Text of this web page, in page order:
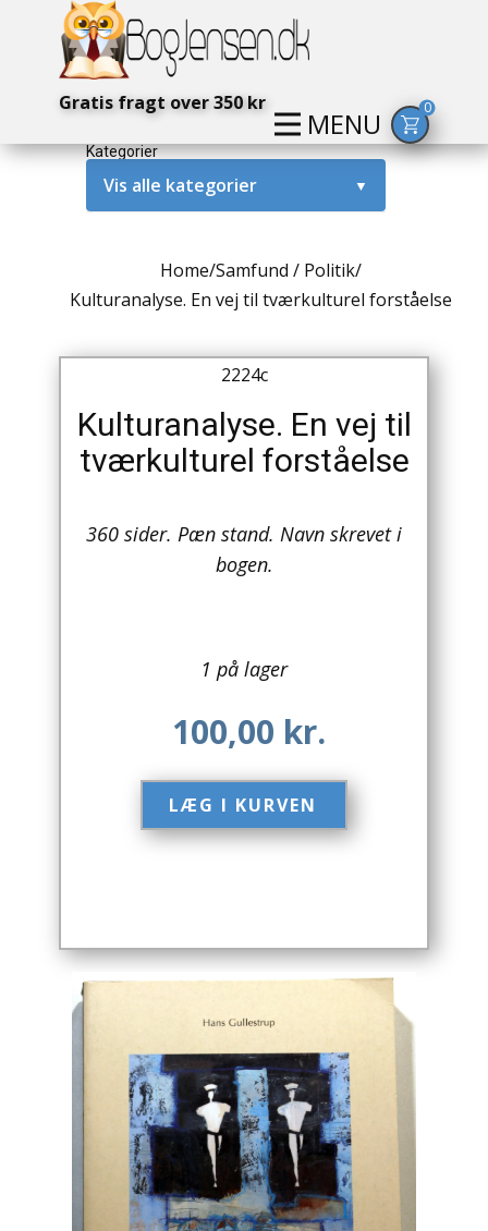
MENU
Gratis fragt over 350 kr 0
Kategorier
Vis alle kategorier ▼
Amerika / USA
Antikke / Specielle Bøger
Antikviteter
Arkitektur
Biografier / Erindringer
Børn / Unge
Børnebøger
Bryggerier
Drikkevare / Øl / Vin
Erhverv
Europa
Fantasy / Sciencefiction
Filosofi
Home/Samfund / Politik/
Kulturanalyse. En vej til tværkulturel forståelse
2224c
Kulturanalyse. En vej til
tværkulturel forståelse
360 sider. Pæn stand. Navn skrevet i
bogen.
1 på lager
100,00 kr.
LÆG I KURVEN​